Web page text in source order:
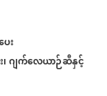
း
ဂျက်လေယာဉ်ဆီနှင့်